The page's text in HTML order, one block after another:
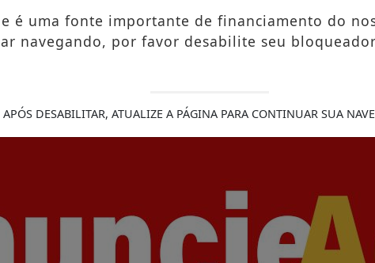
GUIA COMERCIAL EDIÇÕES NOTÍCIAS
é uma fonte importante de financiamento do
navegando, por favor desabilite seu
APÓS DESABILITAR, ATUALIZE A PÁGINA PARA CONTINUAR SUA